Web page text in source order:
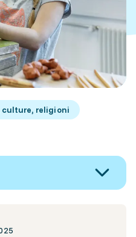
culture, religioni